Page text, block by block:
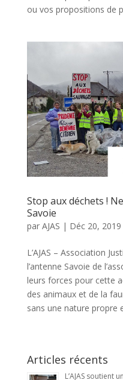
ou vos propositions de
Stop aux déchets !
Savoie
par AJAS | Déc 20, 2019
L’AJAS – Association
l’antenne Savoie de
leurs forces pour cette
des animaux et de la
sans une nature propre
Articles récents
L’AJAS soutient